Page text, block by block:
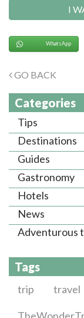
I
WhatsApp
GO BACK
Categories
Tips
Destinations
Guides
Gastronomy
Hotels
News
Adventurous
Tags
trip travel